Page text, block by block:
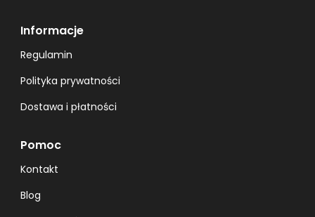
Informacje
Regulamin
Polityka prywatności
Dostawa i płatności
Pomoc
Kontakt
Blog